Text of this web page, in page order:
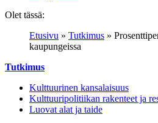
Olet tässä:
Etusivu » Tutkimus »
kaupungeissa
Tutkimus
Kulttuurinen kansalaisuus
Kulttuuripolitiikan rakenteet ja
Luovat alat ja taide